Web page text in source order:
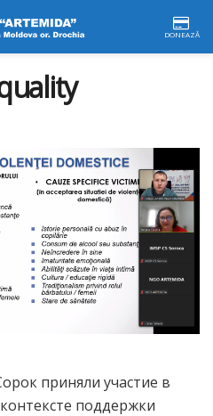
DONEAZĂ
приняли участие в
поддержки